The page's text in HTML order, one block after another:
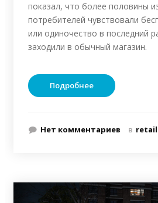
показал, что более половины
потребителей чувствовали
или одиночество в последний
заходили в обычный магазин.
Подробнее
Нет комментариев в retail